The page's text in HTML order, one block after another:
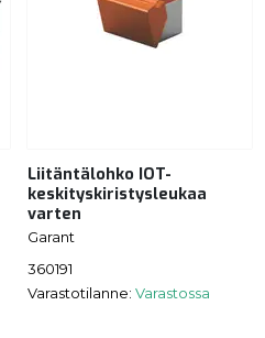
Liitäntälohko IOT-
keskityskiristysleukaa
varten
Garant
360191
Varastotilanne: Varastossa